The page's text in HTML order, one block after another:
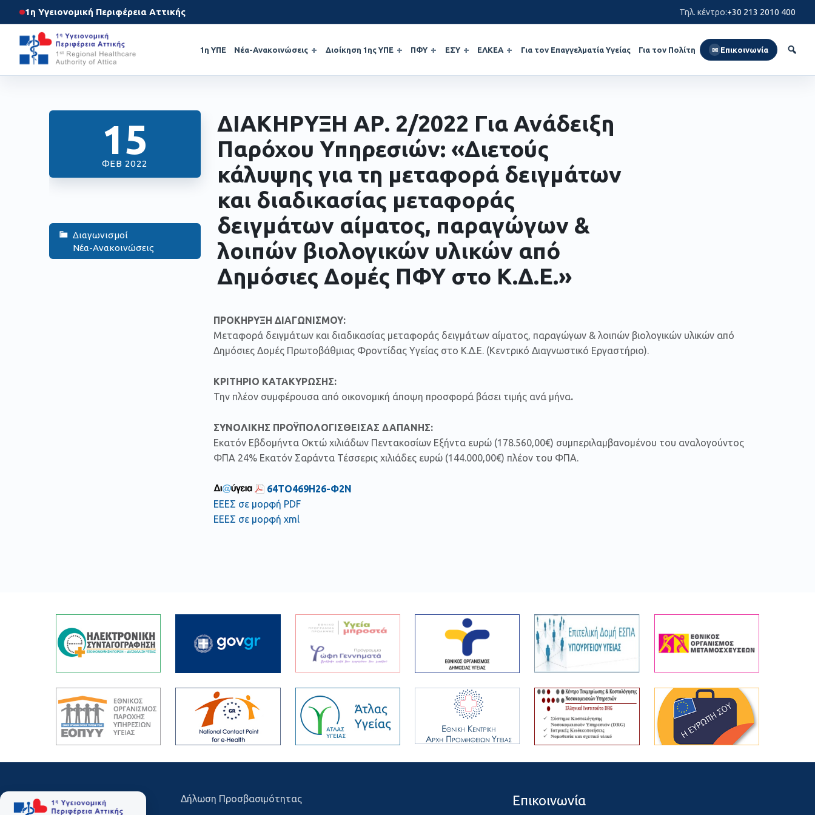
1η Υγειονομική Περιφέρεια Αττικής Τηλ. κέντρο:+30 213 2010 400
1η ΥΠΕ Νέα-Ανακοινώσεις Διοίκηση 1ης ΥΠΕ ΠΦΥ ΕΣΥ ΕΛΚΕΑ Για τον Επαγγελματία Υγείας Για τον Πολίτη ✉ Επικοινωνία
15
ΦΕΒ 2022
Διαγωνισμοί
Νέα-Ανακοινώσεις
ΔΙΑΚΗΡΥΞΗ ΑΡ. 2/2022 Για Ανάδειξη
Παρόχου Υπηρεσιών: «Διετούς
κάλυψης για τη μεταφορά δειγμάτων
και διαδικασίας μεταφοράς
δειγμάτων αίματος, παραγώγων &
λοιπών βιολογικών υλικών από
Δημόσιες Δομές ΠΦΥ στο Κ.Δ.Ε.»
ΠΡΟΚΗΡΥΞΗ ΔΙΑΓΩΝΙΣΜΟΥ:
Μεταφορά δειγμάτων και διαδικασίας μεταφοράς δειγμάτων αίματος, παραγώγων & λοιπών βιολογικών υλικών από
Δημόσιες Δομές Πρωτοβάθμιας Φροντίδας Υγείας στο Κ.Δ.Ε. (Κεντρικό Διαγνωστικό Εργαστήριο).
ΚΡΙΤΗΡΙΟ ΚΑΤΑΚΥΡΩΣΗΣ:
Την πλέον συμφέρουσα από οικονομική άποψη προσφορά βάσει τιμής ανά μήνα.
ΣΥΝΟΛΙΚΗΣ ΠΡΟΫΠΟΛΟΓΙΣΘΕΙΣΑΣ ΔΑΠΑΝΗΣ:
Εκατόν Εβδομήντα Οκτώ χιλιάδων Πεντακοσίων Εξήντα ευρώ (178.560,00€) συμπεριλαμβανομένου του αναλογούντος
ΦΠΑ 24% Εκατόν Σαράντα Τέσσερις χιλιάδες ευρώ (144.000,00€) πλέον του ΦΠΑ.
64ΤΟ469Η26-Φ2Ν
ΕΕΕΣ σε μορφή PDF
ΕΕΕΣ σε μορφή xml
Δήλωση Προσβασιμότητας Επικοινωνία